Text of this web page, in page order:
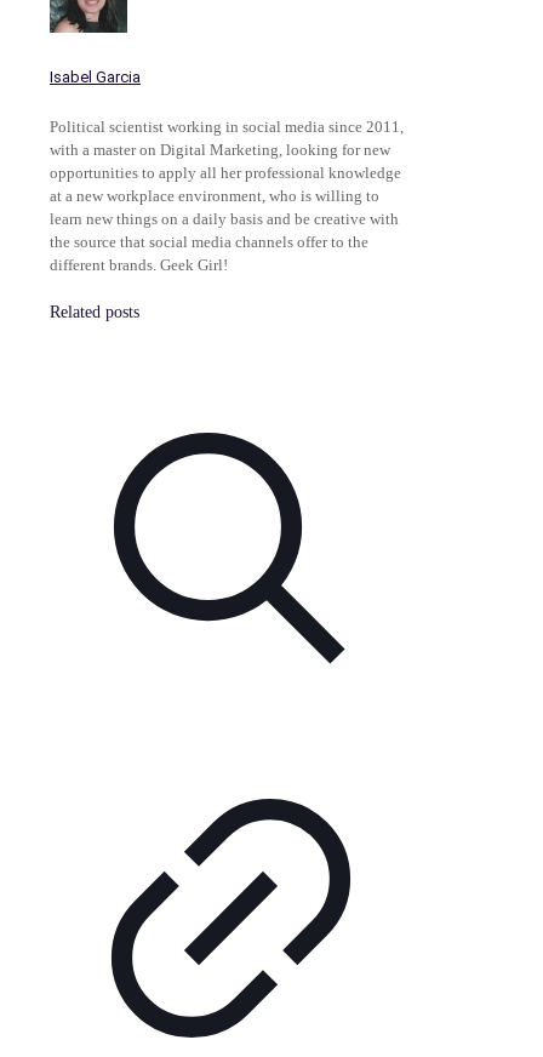
Isabel Garcia
Political scientist working in social media since 2011,
with a master on Digital Marketing, looking for new
opportunities to apply all her professional knowledge
at a new workplace environment, who is willing to
learn new things on a daily basis and be creative with
the source that social media channels offer to the
different brands. Geek Girl!
Related posts